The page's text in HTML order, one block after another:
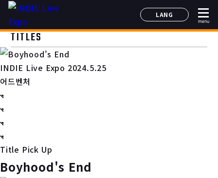
LANG
日本語
menu
TITLES
INDIE Live Expo 2024.5.25
어드벤처
Title Pick Up
Boyhood's End